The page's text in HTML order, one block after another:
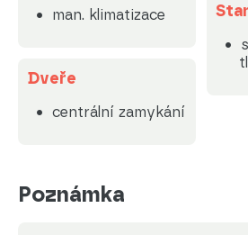
man. klimatizace
Dveře
centrální zamykání
Poznámka